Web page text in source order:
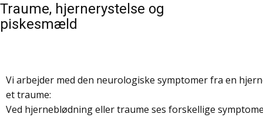
Traume, hjernerystelse og
piskesmæld
Vi arbejder med den neurologiske symptomer fra en
et traume:
Ved hjerneblødning eller traume ses forskellige